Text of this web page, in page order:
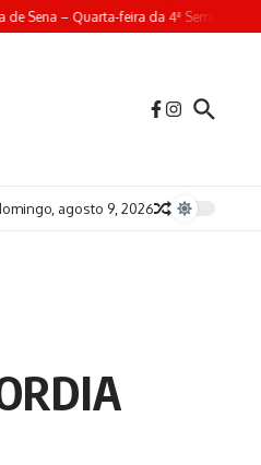
Sena – Quarta-feira da 4ª Semana da
agosto 9, 2026